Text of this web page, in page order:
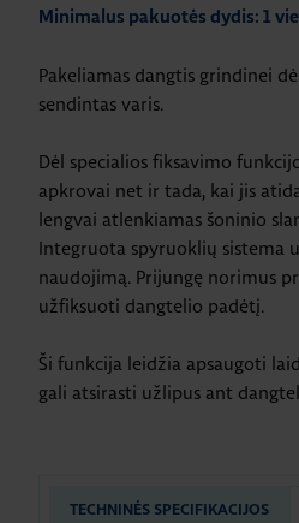
Minimalus pakuotės dydis: 1
Pakeliamas dangtis grindinei
sendintas varis.
Dėl specialios fiksavimo
apkrovai net ir tada, kai jis
lengvai atlenkiamas šoninio
Integruota spyruoklių sistema
naudojimą. Prijungę norimus
užfiksuoti dangtelio padėtį.
Ši funkcija leidžia apsaugoti
gali atsirasti užlipus ant
TECHNINĖS SPECIFIKACIJOS